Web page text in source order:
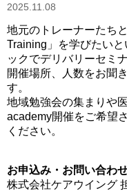
2025.11.08
地元のトレーナーたち
Training」を学びたい
ックでデリバリーセミ
開催場所、人数をお聞
す。
地域勉強会の集まりや
academy開催をご希望
ください。
お申込み・お問い合わ
株式会社ケアウイング